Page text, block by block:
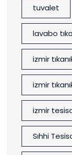
tuvalet
lavabo
izmir
izmir
izmir
Sıhhi